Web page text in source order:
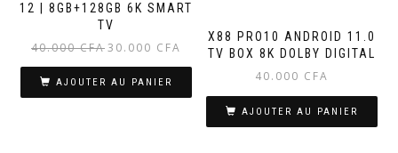
12 | 8GB+128GB 6K SMART
TV
40.000CFA Le
prix
initial
était :
30.000 CFA
prix
est :
30.000 CFA.
AJOUTER AU PANIER
X88 PRO10 ANDROID 11.0
TV BOX 8K DOLBY DIGITAL
40.000 CFA
AJOUTER AU PANIER